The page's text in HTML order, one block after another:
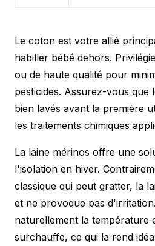
Le coton est votre allié
habiller bébé dehors.
ou de haute qualité pour
pesticides. Assurez-vous que
bien lavés avant la première
les traitements chimiques
La laine mérinos offre une
l'isolation en hiver.
classique qui peut gratter, la
et ne provoque pas
naturellement la température
surchauffe, ce qui la rend